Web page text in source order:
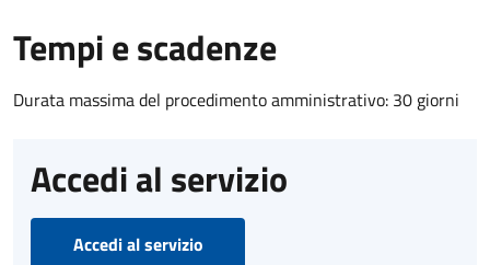
Tempi e scadenze
Durata massima del procedimento amministrativo: 30 giorni
Accedi al servizio
Accedi al servizio